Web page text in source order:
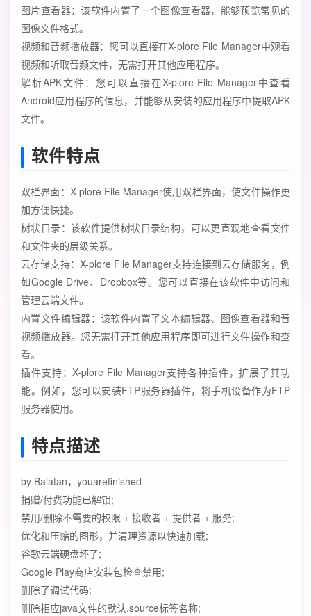
图片查看器：该软件内置了一个图像查看器，能够预览常见的
图像文件格式。
视频和音频播放器：您可以直接在X-plore File Manager中观看
视频和听取音频文件，无需打开其他应用程序。
解析APK文件：您可以直接在X-plore File Manager中查看
Android应用程序的信息，并能够从安装的应用程序中提取APK
文件。
软件特点
双栏界面：X-plore File Manager使用双栏界面，使文件操作更
加方便快捷。
树状目录：该软件提供树状目录结构，可以更直观地查看文件
和文件夹的层级关系。
云存储支持：X-plore File Manager支持连接到云存储服务，例
如Google Drive、Dropbox等。您可以直接在该软件中访问和
管理云端文件。
内置文件编辑器：该软件内置了文本编辑器、图像查看器和音
视频播放器。您无需打开其他应用程序即可进行文件操作和查
看。
插件支持：X-plore File Manager支持各种插件，扩展了其功
能。例如，您可以安装FTP服务器插件，将手机设备作为FTP
服务器使用。
特点描述
by Balatan，youarefinished
捐赠/付费功能已解锁;
禁用/删除不需要的权限 + 接收者 + 提供者 + 服务;
优化和压缩的图形，并清理资源以快速加载;
谷歌云端硬盘坏了;
Google Play商店安装包检查禁用;
删除了调试代码;
删除相应java文件的默认.source标签名称;